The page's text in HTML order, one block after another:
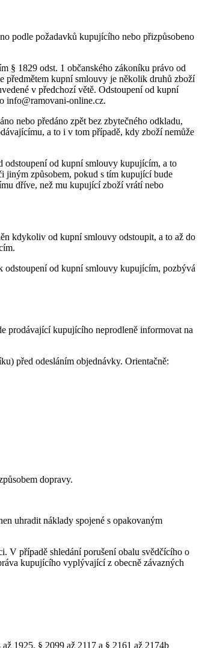
podle požadavků kupujícího nebo přizpůsobeno
§ 1829 odst. 1 občanského zákoníku právo od
předmětem kupní smlouvy je několik druhů zboží
v předchozí větě. Odstoupení od kupní
info@ramovani-online.cz.
nebo předáno zpět bez zbytečného odkladu,
a to i v tom případě, kdy zboží nemůže
odstoupení od kupní smlouvy kupujícím, a to
jiným způsobem, pokud s tím kupující bude
dříve, než mu kupující zboží vrátí nebo
kdykoliv od kupní smlouvy odstoupit, a to až do
odstoupení od kupní smlouvy kupujícím, pozbývá
prodávající kupujícího neprodleně informovat na
před odesláním objednávky. Orientačně:
dopravy.
uhradit náklady spojené s opakovaným
V případě shledání porušení obalu svědčícího o
kupujícího vyplývající z obecně závazných
1925, § 2099 až 2117 a § 2161 až 2174b